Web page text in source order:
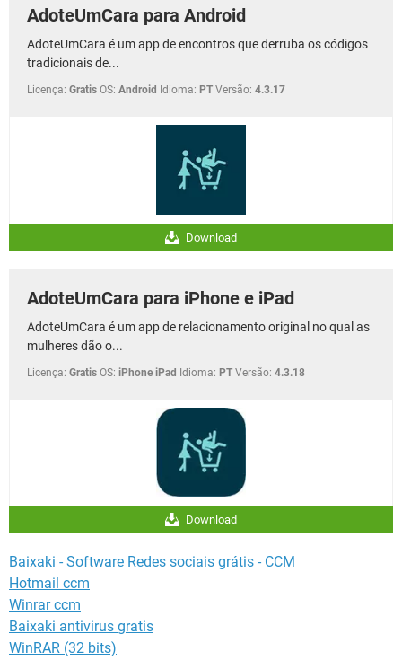
AdoteUmCara para Android
AdoteUmCara é um app de encontros que derruba os códigos
tradicionais de...
Licença: Gratis OS: Android Idioma: PT Versão: 4.3.17
Download
AdoteUmCara para iPhone e iPad
AdoteUmCara é um app de relacionamento original no qual as
mulheres dão o...
Licença: Gratis OS: iPhone iPad Idioma: PT Versão: 4.3.18
Download
Baixaki - Software Redes sociais grátis - CCM
Hotmail ccm
Winrar ccm
Baixaki antivirus gratis
WinRAR (32 bits)